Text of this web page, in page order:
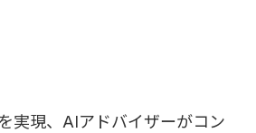
実現、AIアドバイザーがコン